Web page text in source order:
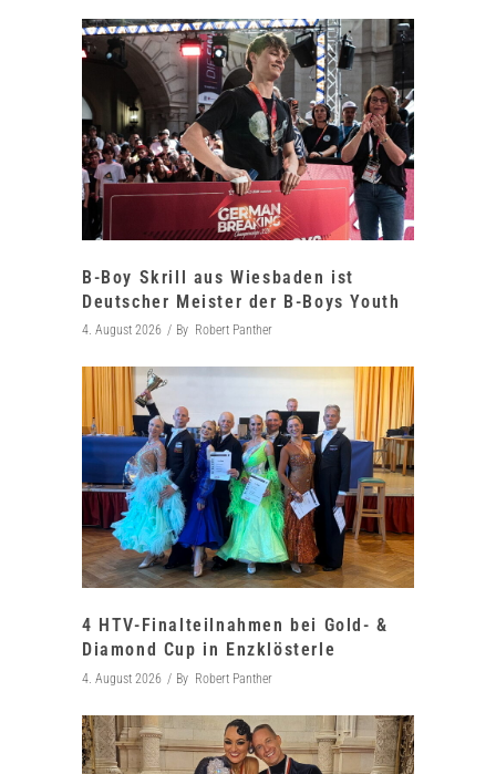
B-Boy Skrill aus Wiesbaden ist
Deutscher Meister der B-Boys Youth
4. August 2026 By Robert Panther
4 HTV-Finalteilnahmen bei Gold- &
Diamond Cup in Enzklösterle
4. August 2026 By Robert Panther